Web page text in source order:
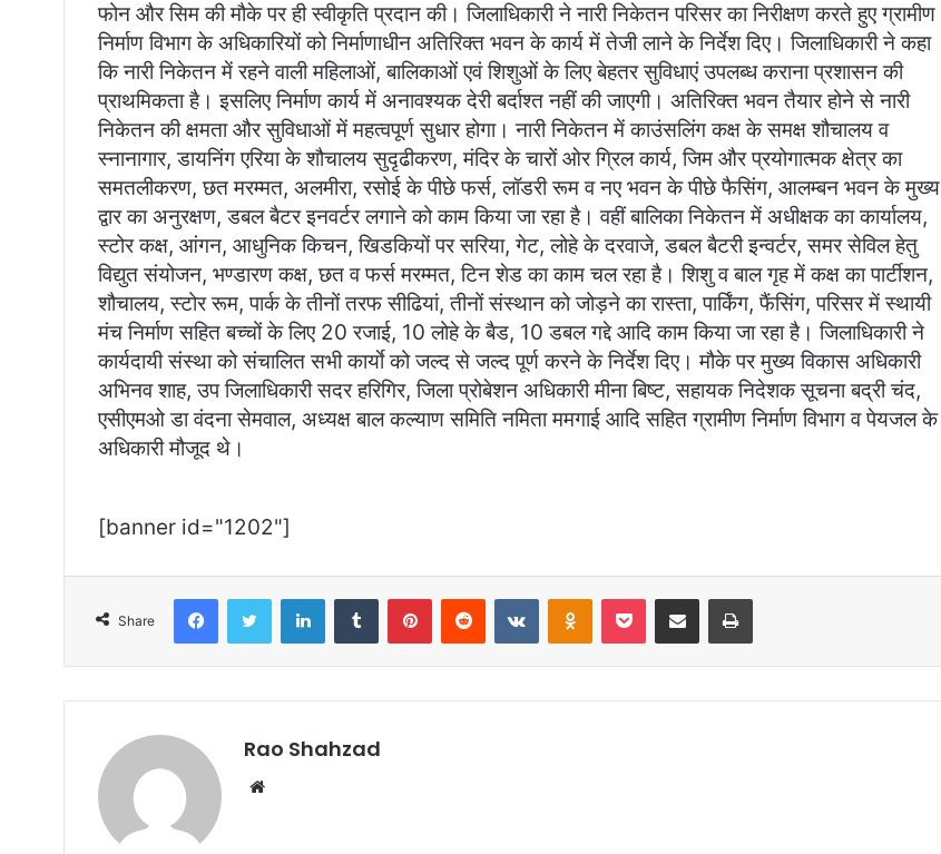
फोन और सिम की मौके पर ही स्वीकृति प्रदान की। जिलाधिकारी ने नारी निकेतन परिसर का निरीक्षण करते हुए ग्रामीण
निर्माण विभाग के अधिकारियों को निर्माणाधीन अतिरिक्त भवन के कार्य में तेजी लाने के निर्देश दिए। जिलाधिकारी ने कहा
कि नारी निकेतन में रहने वाली महिलाओं, बालिकाओं एवं शिशुओं के लिए बेहतर सुविधाएं उपलब्ध कराना प्रशासन की
प्राथमिकता है। इसलिए निर्माण कार्य में अनावश्यक देरी बर्दाश्त नहीं की जाएगी। अतिरिक्त भवन तैयार होने से नारी
निकेतन की क्षमता और सुविधाओं में महत्वपूर्ण सुधार होगा। नारी निकेतन में काउंसलिंग कक्ष के समक्ष शौचालय व
स्नानागार, डायनिंग एरिया के शौचालय सुदृढीकरण, मंदिर के चारों ओर ग्रिल कार्य, जिम और प्रयोगात्मक क्षेत्र का
समतलीकरण, छत मरम्मत, अलमीरा, रसोई के पीछे फर्स, लॉडरी रूम व नए भवन के पीछे फैसिंग, आलम्बन भवन के मुख्य
द्वार का अनुरक्षण, डबल बैटर इनवर्टर लगाने को काम किया जा रहा है। वहीं बालिका निकेतन में अधीक्षक का कार्यालय,
स्टोर कक्ष, आंगन, आधुनिक किचन, खिडकियों पर सरिया, गेट, लोहे के दरवाजे, डबल बैटरी इन्वर्टर, समर सेविल हेतु
विद्युत संयोजन, भण्डारण कक्ष, छत व फर्स मरम्मत, टिन शेड का काम चल रहा है। शिशु व बाल गृह में कक्ष का पार्टीशन,
शौचालय, स्टोर रूम, पार्क के तीनों तरफ सीढियां, तीनों संस्थान को जोड़ने का रास्ता, पार्किंग, फैंसिंग, परिसर में स्थायी
मंच निर्माण सहित बच्चों के लिए 20 रजाई, 10 लोहे के बैड, 10 डबल गद्दे आदि काम किया जा रहा है। जिलाधिकारी ने
कार्यदायी संस्था को संचालित सभी कार्याे को जल्द से जल्द पूर्ण करने के निर्देश दिए। मौके पर मुख्य विकास अधिकारी
अभिनव शाह, उप जिलाधिकारी सदर हरिगिर, जिला प्रोबेशन अधिकारी मीना बिष्ट, सहायक निदेशक सूचना बद्री चंद,
एसीएमओ डा वंदना सेमवाल, अध्यक्ष बाल कल्याण समिति नमिता ममगाई आदि सहित ग्रामीण निर्माण विभाग व पेयजल के
अधिकारी मौजूद थे।
[banner id="1202"]
Share
FacebookTwitter LinkedInTumblr PinterestReddit VKontakteOdnoklassniki
Pocket Share via Email Print
Rao Shahzad
Website